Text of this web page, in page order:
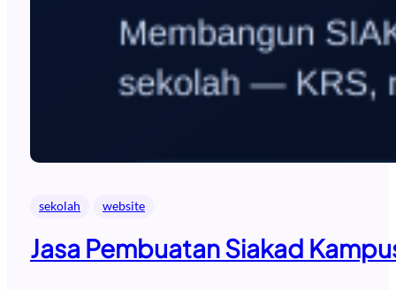
sekolah website
Jasa Pembuatan Siakad